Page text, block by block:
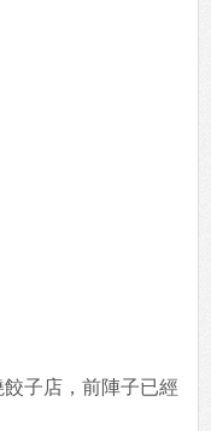
子店，前陣子已經